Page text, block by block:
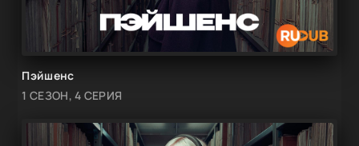
Пэйшенс
1 СЕЗОН, 4 СЕРИЯ